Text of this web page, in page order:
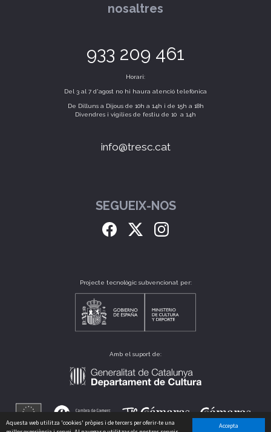
Accepta
Aquesta web utilitza 'cookies' pròpies i de tercers per oferir-te una
nosaltres
933 209 461
Horari:
Del 3 al 7 d'agost no hi haura atenció telefònica
De Dilluns a Dijous de 10h a 14h i de 15h a 18h
Divendres i vigílies de festiu de 10 a 14h
info@tresc.cat
SEGUEIX-NOS
Projecte tecnològic subvencionat per:
Amb el suport de: